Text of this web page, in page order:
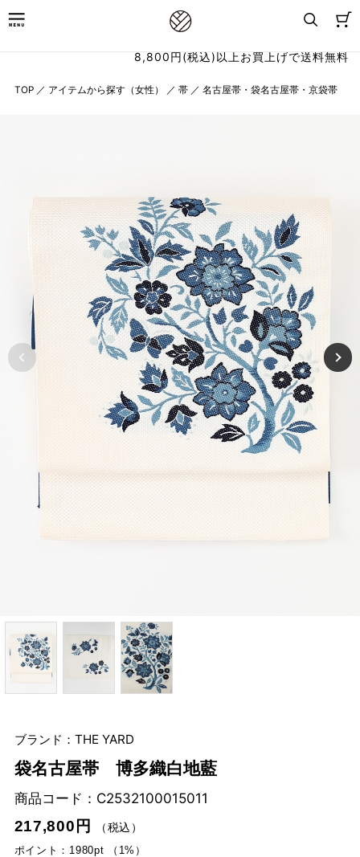
8,800円(税込)以上お買上げで送料無料
TOP ／ アイテムから探す（女性） ／ 帯 ／ 名古屋帯・袋名古屋帯・京袋帯
ブランド：THE YARD
袋名古屋帯 博多織白地藍
商品コード： C2532100015011
217,800円
（税込）
ポイント：1980pt （1%）